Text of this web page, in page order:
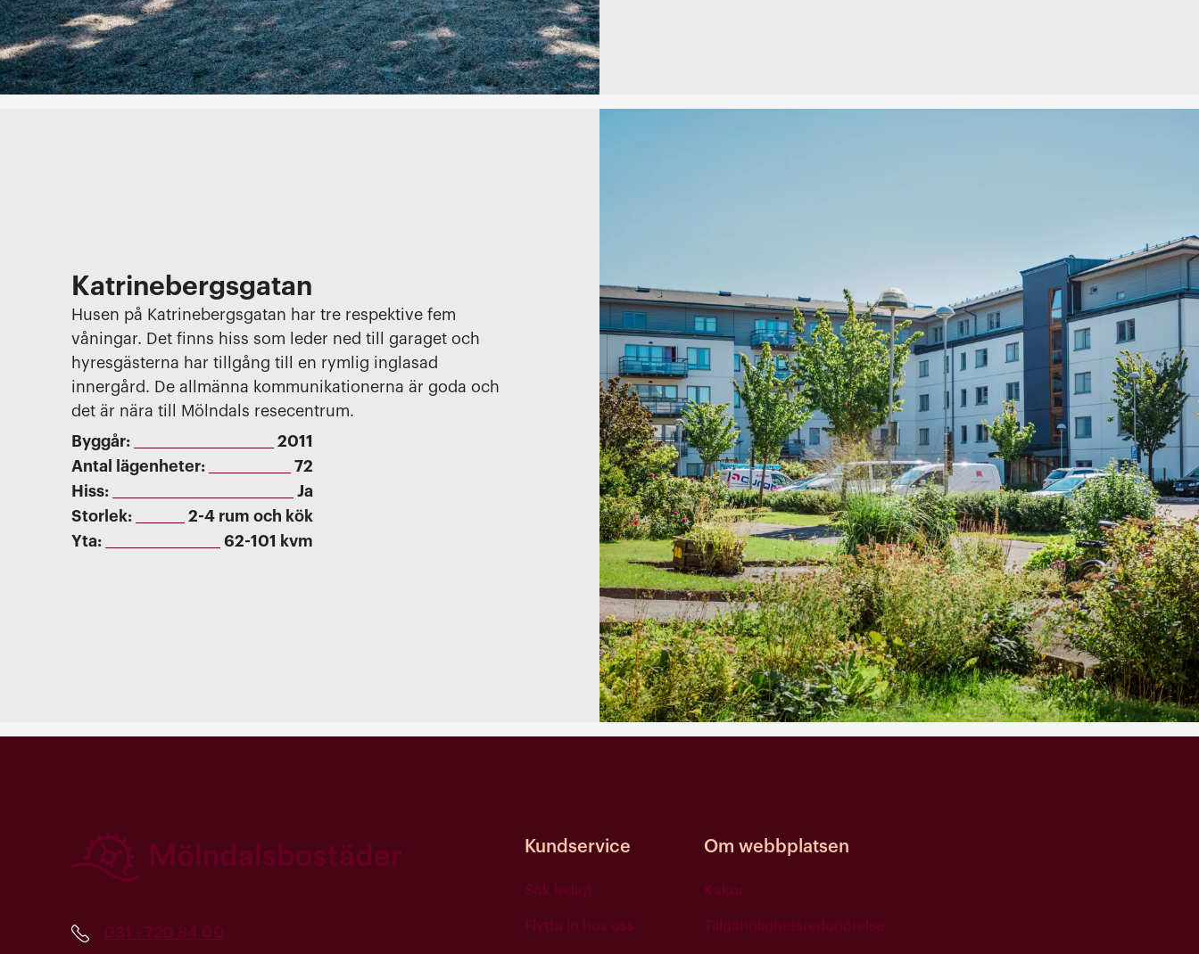
Katrinebergsgatan
Husen på Katrinebergsgatan har tre respektive fem
våningar. Det finns hiss som leder ned till garaget och
hyresgästerna har tillgång till en rymlig inglasad
innergård. De allmänna kommunikationerna är goda och
det är nära till Mölndals resecentrum.
Byggår:
2011
Antal lägenheter:
72
Hiss:
Ja
Storlek:
2-4 rum och kök
Yta:
62-101 kvm
031 - 720 84 00
Kundservice
Sök ledigt
Flytta in hos oss
Om webbplatsen
Kakor
Tillgänglighetsredogörelse